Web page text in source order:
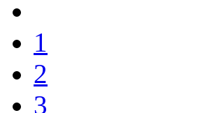
1
2
3